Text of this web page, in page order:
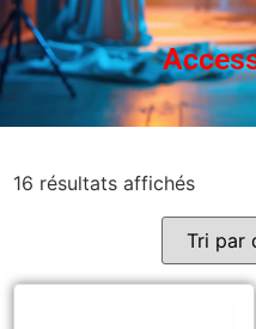
16 résultats affichés